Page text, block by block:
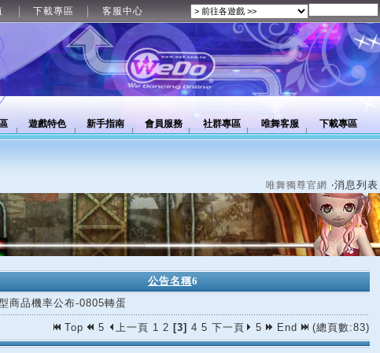
下載專區 客服中心
遊戲特色 新手指南 會員服務 社群專區 唯舞客服 下載專區
唯舞獨尊官網 ‧消息列表
公告名稱6
商品機率公布-0805轉蛋
Top 5 上一頁 1 2 [3] 4 5 下一頁 5 End (總頁數:83)